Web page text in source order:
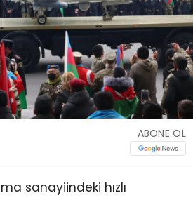
ABONE OL
sanayiindeki hızlı